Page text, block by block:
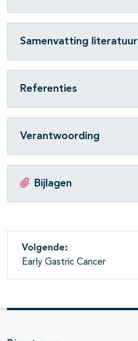
Samenvatting literatuur
Referenties
Verantwoording
Bijlagen
Volgende:
Early Gastric Cancer